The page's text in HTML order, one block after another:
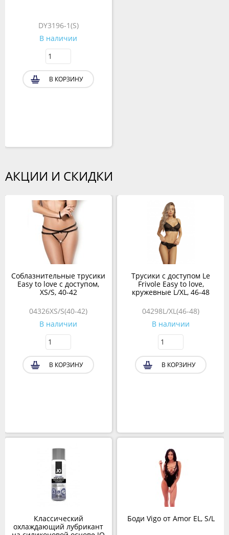
DY3196-1(S)
В наличии
В КОРЗИНУ
АКЦИИ И СКИДКИ
Соблазнительные трусики
Easy to love с доступом,
XS/S, 40-42
04326XS/S(40-42)
В наличии
В КОРЗИНУ
Классический
охлаждающий лубрикант
Трусики с доступом Le
Frivole Easy to love,
кружевные L/XL, 46-48
04298L/XL(46-48)
В наличии
В КОРЗИНУ
Боди Vigo от Amor EL, S/L